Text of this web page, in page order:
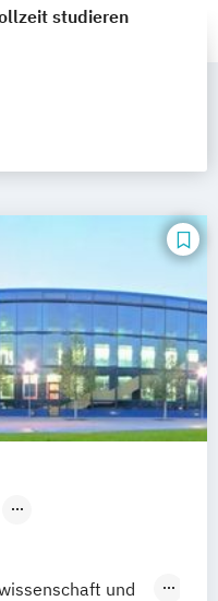
studieren
und